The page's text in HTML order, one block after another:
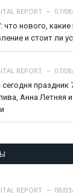
REPORT
07/
что нового,
и стоит ли
REPORT
07/
праздник
Анна Летняя
REPORT
08/